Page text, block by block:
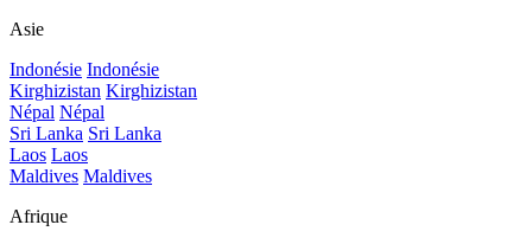
Asie
Indonésie Indonésie
Kirghizistan Kirghizistan
Népal Népal
Sri Lanka Sri Lanka
Laos Laos
Maldives Maldives
Afrique